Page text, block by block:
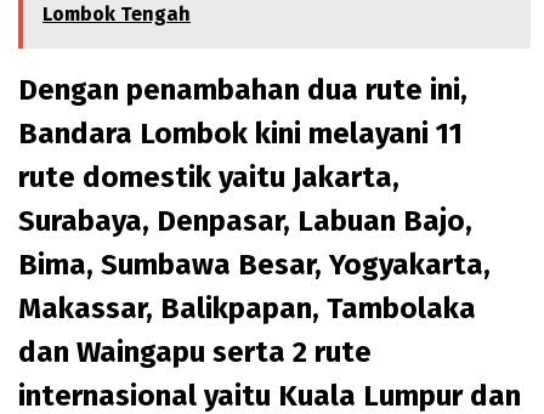
Lombok Tengah
Dengan penambahan dua rute ini,
Bandara Lombok kini melayani 11
rute domestik yaitu Jakarta,
Surabaya, Denpasar, Labuan Bajo,
Bima, Sumbawa Besar, Yogyakarta,
Makassar, Balikpapan, Tambolaka
dan Waingapu serta 2 rute
internasional yaitu Kuala Lumpur dan